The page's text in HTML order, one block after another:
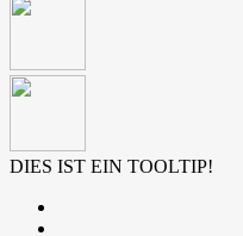
DIES IST EIN TOOLTIP!